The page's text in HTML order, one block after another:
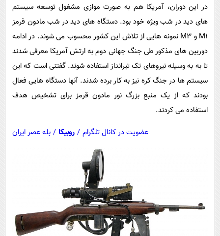
در این دوران، آمریکا هم به صورت موازی مشغول توسعه سیستم
های دید در شب ویژه خود بود. دستگاه های دید در شب مادون قرمز
M1 و M3 نمونه هایی از تلاش این کشور محسوب می شوند. در ادامه
دوربین های مذکور طی جنگ جهانی دوم به ارتش آمریکا معرفی شدند
تا به به وسیله نیروهای تک تیرانداز استفاده شوند. گفتنی است که این
سیستم ها در جنگ کره نیز به کار برده شدند. آنها دستگاه هایی فعال
بودند که از یک منبع بزرگ نور مادون قرمز برای تشخیص هدف
استفاده می کردند.
عضویت در کانال تلگرام / روبیکا / بله عصر ایران